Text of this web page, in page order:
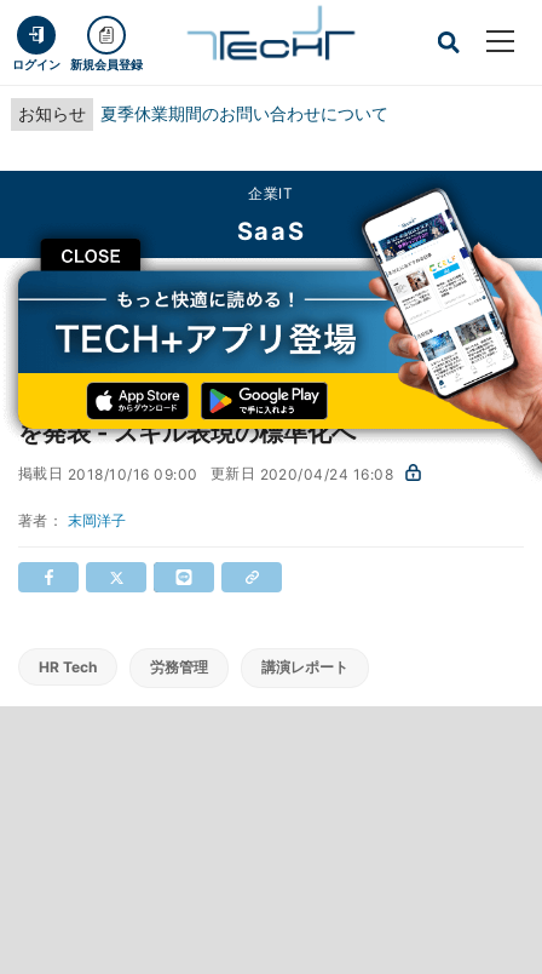
ログイン 新規会員登録
お知らせ 夏季休業期間のお問い合わせについて
CLOSE
企業IT
SaaS
TECH+ 企業IT
SaaS
人事クラウドのWorkdayが「Skills Cloud」を発表 - スキル表現の標準化へ
人事クラウドのWorkdayが「Skills Cloud」
を発表 - スキル表現の標準化へ
掲載日 2018/10/16 09:00 更新日 2020/04/24 16:08
著者： 末岡洋子
HR Tech 労務管理 講演レポート